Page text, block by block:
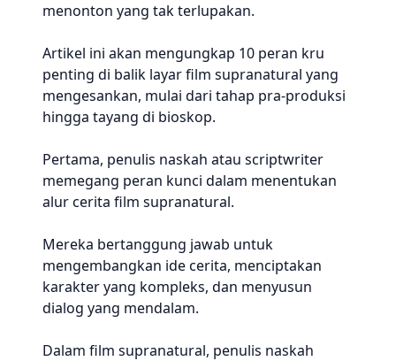
menonton yang tak terlupakan.
Artikel ini akan mengungkap 10 peran kru
penting di balik layar film supranatural yang
mengesankan, mulai dari tahap pra-produksi
hingga tayang di bioskop.
Pertama, penulis naskah atau scriptwriter
memegang peran kunci dalam menentukan
alur cerita film supranatural.
Mereka bertanggung jawab untuk
mengembangkan ide cerita, menciptakan
karakter yang kompleks, dan menyusun
dialog yang mendalam.
Dalam film supranatural, penulis naskah